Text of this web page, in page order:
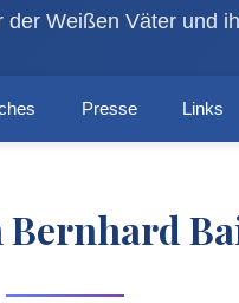
Weißen Väter und
Presse Links
Bernhard